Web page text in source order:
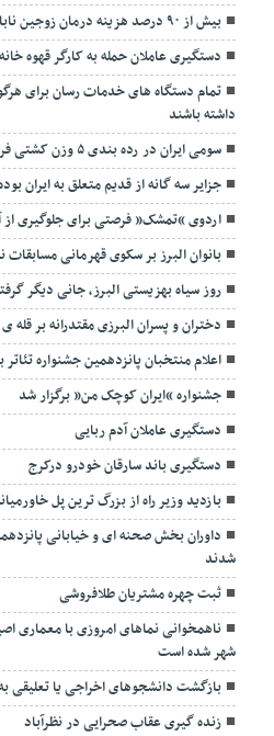
بیش از ۹۰ درصد هزینه درمان زوجین نابارور پرداخت می‌شود
دستگیری عاملان حمله به کارگر قهوه
تمام دستگاه های خدمات رسان برای
داشته باشند
سومی ایران در رده بندی ۵ وزن کشتی فرنگی
جزایر سه گانه از قدیم متعلق به ایران
اردوی “تمشک” فرصتی برای جلوگیری
بانوان البرز بر سکوی قهرمانی
روز سیاه بهزیستی البرز، جانی دیگر
دختران و پسران البرزی مقتدرانه بر قله
اعلام منتخبان پانزدهمین جشنواره
جشنواره “ایران کوچک من” برگزار شد
دستگیری عاملان آدم ربایی
دستگیری باند سارقان خودرو درکرج
بازدید وزیر راه از بزرگ ترین پل
داوران بخش صحنه ای و خیابانی
شدند
ثبت چهره مشتریان طلافروشی
ناهمخوانی نماهای امروزی با معماری
شهر شده است
بازگشت دانشجوهای اخراجی یا تعلیقی
زنده گیری عقاب صحرایی در نظرآباد